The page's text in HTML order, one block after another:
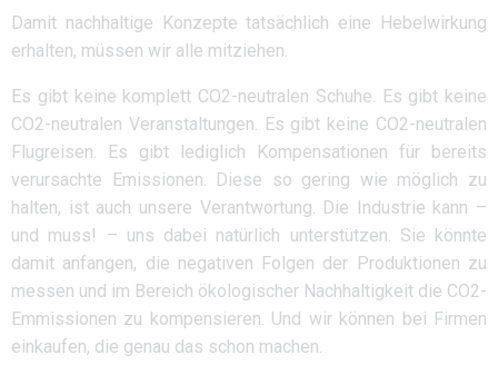
Damit nachhaltige Konzepte tatsächlich eine Hebelwirkung
erhalten, müssen wir alle mitziehen.
Es gibt keine komplett CO2-neutralen Schuhe. Es gibt keine
CO2-neutralen Veranstaltungen. Es gibt keine CO2-neutralen
Flugreisen. Es gibt lediglich Kompensationen für bereits
verursachte Emissionen. Diese so gering wie möglich zu
halten, ist auch unsere Verantwortung. Die Industrie kann –
und muss! – uns dabei natürlich unterstützen. Sie könnte
damit anfangen, die negativen Folgen der Produktionen zu
messen und im Bereich ökologischer Nachhaltigkeit die CO2-
Emmissionen zu kompensieren. Und wir können bei Firmen
einkaufen, die genau das schon machen.